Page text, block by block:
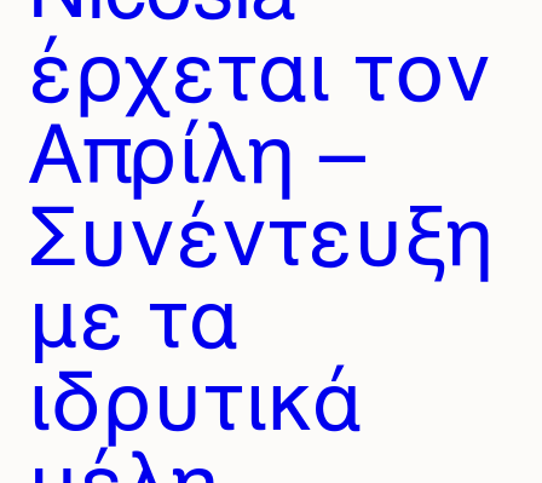
έρχεται τον
Απρίλη –
Συνέντευξη
με τα
ιδρυτικά